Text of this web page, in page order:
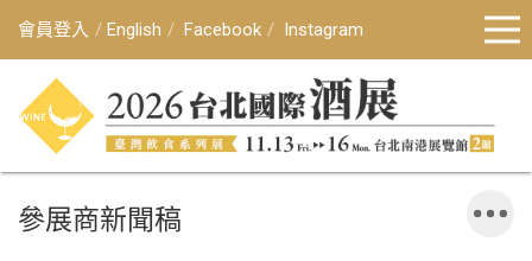
會員登入 English Facebook Instagram
參展商新聞稿